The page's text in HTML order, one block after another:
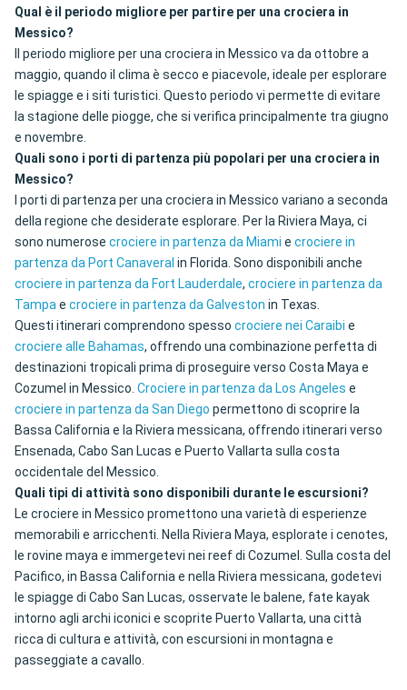
Qual è il periodo migliore per partire per una crociera in
Messico?
Il periodo migliore per una crociera in Messico va da ottobre a
maggio, quando il clima è secco e piacevole, ideale per esplorare
le spiagge e i siti turistici. Questo periodo vi permette di evitare
la stagione delle piogge, che si verifica principalmente tra giugno
e novembre.
Quali sono i porti di partenza più popolari per una crociera in
Messico?
I porti di partenza per una crociera in Messico variano a seconda
della regione che desiderate esplorare. Per la Riviera Maya, ci
sono numerose crociere in partenza da Miami e crociere in
partenza da Port Canaveral in Florida. Sono disponibili anche
crociere in partenza da Fort Lauderdale, crociere in partenza da
Tampae crociere in partenza da Galveston in Texas.
Questi itinerari comprendono spesso crociere nei Caraibi e
crociere alle Bahamas, offrendo una combinazione perfetta di
destinazioni tropicali prima di proseguire verso Costa Maya e
Cozumel in Messico. Crociere in partenza da Los Angeles e
crociere in partenza da San Diego permettono di scoprire la
Bassa California e la Riviera messicana, offrendo itinerari verso
Ensenada, Cabo San Lucas e Puerto Vallarta sulla costa
occidentale del Messico.
Quali tipi di attività sono disponibili durante le escursioni?
Le crociere in Messico promettono una varietà di esperienze
memorabili e arricchenti. Nella Riviera Maya, esplorate i cenotes,
le rovine maya e immergetevi nei reef di Cozumel. Sulla costa del
Pacifico, in Bassa California e nella Riviera messicana, godetevi
le spiagge di Cabo San Lucas, osservate le balene, fate kayak
intorno agli archi iconici e scoprite Puerto Vallarta, una città
ricca di cultura e attività, con escursioni in montagna e
passeggiate a cavallo.